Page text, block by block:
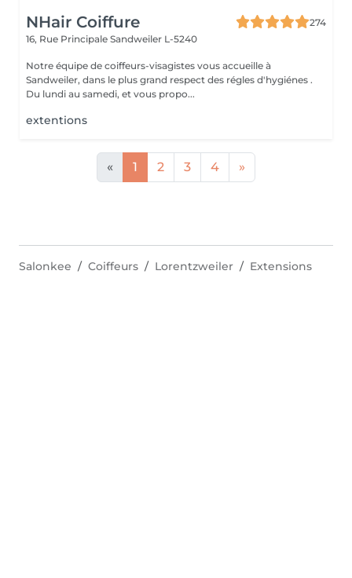
NHair Coiffure
274
16, Rue Principale Sandweiler L-5240
Notre équipe de coiffeurs-visagistes vous accueille à
Sandweiler, dans le plus grand respect des régles d'hygiénes .
Du lundi au samedi, et vous propo...
extentions
« 1 2 3 4 »
Salonkee Coiffeurs Lorentzweiler Extensions